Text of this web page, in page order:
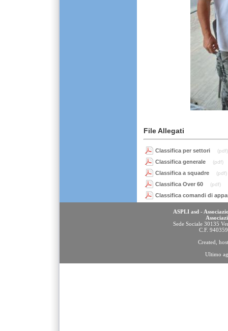
File Allegati
Classifica per settori (pdf)
Classifica generale (pdf)
Classifica a squadre (pdf)
Classifica Over 60 (pdf)
Classifica comandi di
ASPLI asd -
Sede Sociale 30135
C.F.
Created,
Ultimo